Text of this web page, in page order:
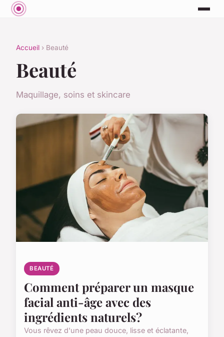
Accueil › Beauté
Beauté
Maquillage, soins et skincare
BEAUTÉ
Comment préparer un masque
facial anti-âge avec des
ingrédients naturels?
Vous rêvez d'une peau douce, lisse et éclatante,